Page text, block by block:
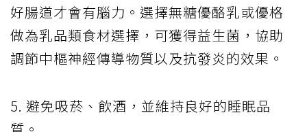
好腸道才會有腦力。選擇無糖優酪乳或優格
做為乳品類食材選擇，可獲得益生菌，協助
調節中樞神經傳導物質以及抗發炎的效果。
5. 避免吸菸、飲酒，並維持良好的睡眠品